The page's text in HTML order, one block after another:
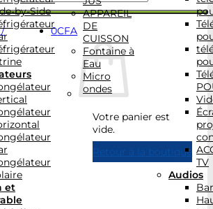
0CFA
Votre panier est
vide.
Retour à la boutique
by-Side
et
APPAREIL
DE
CUISSON
Fontaine à
Eau
Micro
ondes
TV
Audios